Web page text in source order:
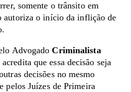
somente o trânsito em
autoriza o início da inflição de
AdvogadoCriminalista
acredita que essa decisão seja
decisões no mesmo
pelos Juízes de Primeira